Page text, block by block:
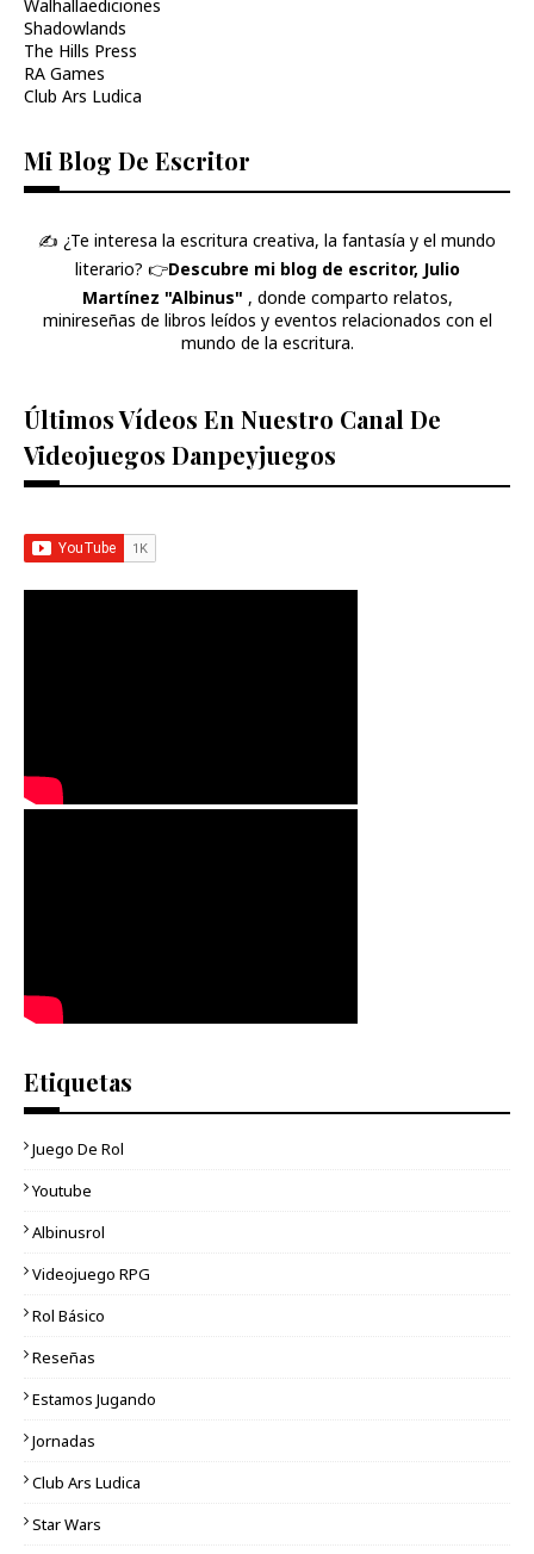
Walhallaediciones
Shadowlands
The Hills Press
RA Games
Club Ars Ludica
Mi Blog De Escritor
✍️ ¿Te interesa la escritura creativa, la fantasía y el mundo
literario? 👉​Descubre mi blog de escritor, Julio
Martínez "Albinus" , donde comparto relatos,
minireseñas de libros leídos y eventos relacionados con el
mundo de la escritura.
Últimos Vídeos En Nuestro Canal De
Videojuegos Danpeyjuegos
Etiquetas
Juego De Rol
Youtube
Albinusrol
Videojuego RPG
Rol Básico
Reseñas
Estamos Jugando
Jornadas
Club Ars Ludica
Star Wars